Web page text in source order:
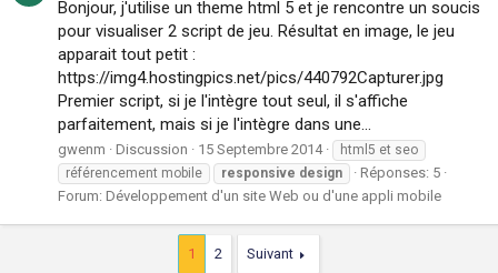
Bonjour, j'utilise un theme html 5 et je rencontre un soucis
pour visualiser 2 script de jeu. Résultat en image, le jeu
apparait tout petit :
https://img4.hostingpics.net/pics/440792Capturer.jpg
Premier script, si je l'intègre tout seul, il s'affiche
parfaitement, mais si je l'intègre dans une...
gwenm Discussion 15 Septembre 2014
html5 et seo
référencement mobile
responsive design
Réponses: 5
Forum: Développement d'un site Web ou d'une appli mobile
1 2 Suivant